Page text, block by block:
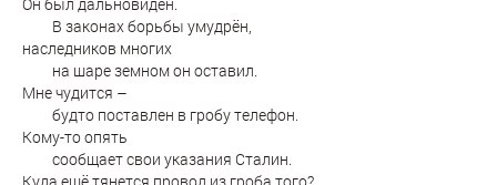
В законах борьбы умудрён,
наследников многих
на шаре земном он оставил.
Мне чудится –
будто поставлен в гробу телефон.
Кому-то опять
сообщает свои указания Сталин.